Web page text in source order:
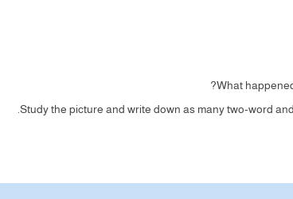
What
Study the picture and write down as many two-word